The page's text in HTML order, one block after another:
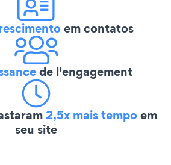
em contatos
de l'engagement
2,5x mais tempoem
seu site